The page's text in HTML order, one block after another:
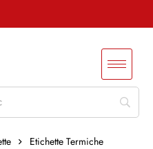
Etichette Termiche